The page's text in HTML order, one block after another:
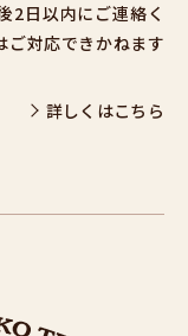
2日以内にご連絡く
ご対応できかねます
詳しくはこちら